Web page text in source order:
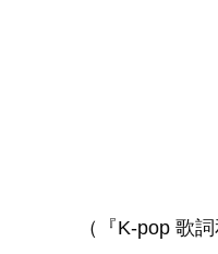
（『K-pop 歌